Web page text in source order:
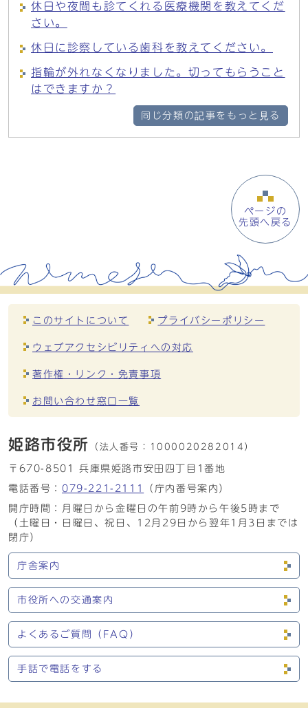
休日や夜間も診てくれる医療機関を教えてくだ
さい。
休日に診察している歯科を教えてください。
指輪が外れなくなりました。切ってもらうこと
はできますか？
同じ分類の記事をもっと見る
ページの
先頭へ戻る
このサイトについて プライバシーポリシー
ウェブアクセシビリティへの対応
著作権・リンク・免責事項
お問い合わせ窓口一覧
姫路市役所 （法人番号： 1000020282014）
〒670-8501 兵庫県姫路市安田四丁目1番地
電話番号： 079-221-2111
（庁内番号案内）
開庁時間：月曜日から金曜日の午前9時から午後5時まで
（土曜日・日曜日、祝日、12月29日から翌年1月3日までは
閉庁）
庁舎案内
市役所への交通案内
よくあるご質問（FAQ）
手話で電話をする